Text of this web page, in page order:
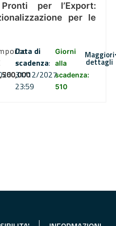
per l’Export:
per le
Data di
scadenza:
31/12/2027
23:59
Giorni
alla
scadenza:
510
Maggiori
dettagli